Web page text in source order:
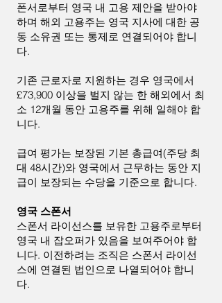
폰서로부터 영국 내 고용 제안을 받아야
하며 해외 고용주는 영국 지사에 대한 공
동 소유권 또는 통제로 연결되어야 합니
다.
기존 근로자로 지원하는 경우 영국에서
£73,900 이상을 벌지 않는 한 해외에서 최
소 12개월 동안 고용주를 위해 일해야 합
니다.
급여 평가는 보장된 기본 총급여(주당 최
대 48시간)와 영국에서 근무하는 동안 지
급이 보장되는 수당을 기준으로 합니다.
영국 스폰서
스폰서 라이선스를 보유한 고용주로부터
영국 내 잡오퍼가 있음을 보여주어야 합
니다. 이전하려는 조직은 스폰서 라이선
스에 연결된 법인으로 나열되어야 합니
다.